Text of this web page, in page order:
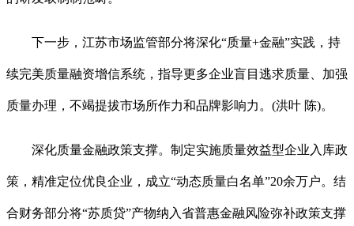
下一步，江苏市场监管部分将深化“质量+金融”实践，持
续完美质量融资增信系统，指导更多企业盲目逃求质量、加强
质量办理，不竭提拔市场所作力和品牌影响力。(洪叶 陈)。
深化质量金融政策支撑。制定实施质量效益型企业入库政
策，精准定位优良企业，成立“动态质量白名单”20余万户。结
合财务部分将“苏质贷”产物纳入省普惠金融风险弥补政策支撑